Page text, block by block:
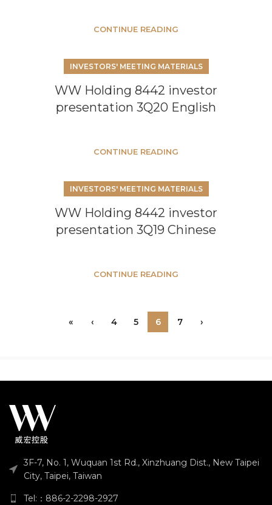
CONTINUE READING
INVESTORS' MEETING MATERIALS
WW Holding 8442 investor
presentation 3Q20 English
CONTINUE READING
INVESTORS' MEETING MATERIALS
WW Holding 8442 investor
presentation 3Q19 Chinese
CONTINUE READING
« ‹ 4 5 6 7 ›
3F-7, No. 1, Wuquan 1st Rd., Xinzhuang Dist., New Taipei
City, Taipei, Taiwan
Tel:：886-2-2298-2927